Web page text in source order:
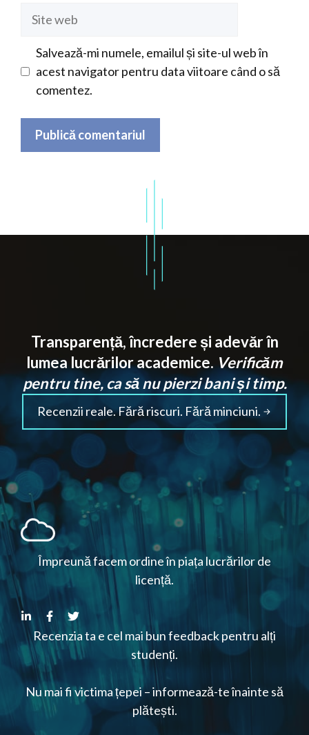
Salvează-mi numele, emailul și site-ul web în
acest navigator pentru data viitoare când o să
comentez.
Transparență, încredere și adevăr în
lumea lucrărilor academice. Verificăm
pentru tine, ca să nu pierzi bani și timp.
Recenzii reale. Fără riscuri. Fără minciuni.
Împreună facem ordine în piața lucrărilor de
licență.
Recenzia ta e cel mai bun feedback pentru alți
studenți.
Nu mai fi victima țepei – informează-te înainte să
plătești.